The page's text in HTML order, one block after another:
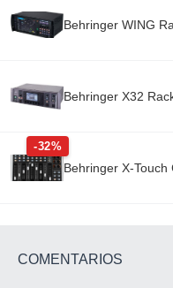
Behringer WING
Behringer X32
-32%
Behringer X-Touch
COMENTARIOS